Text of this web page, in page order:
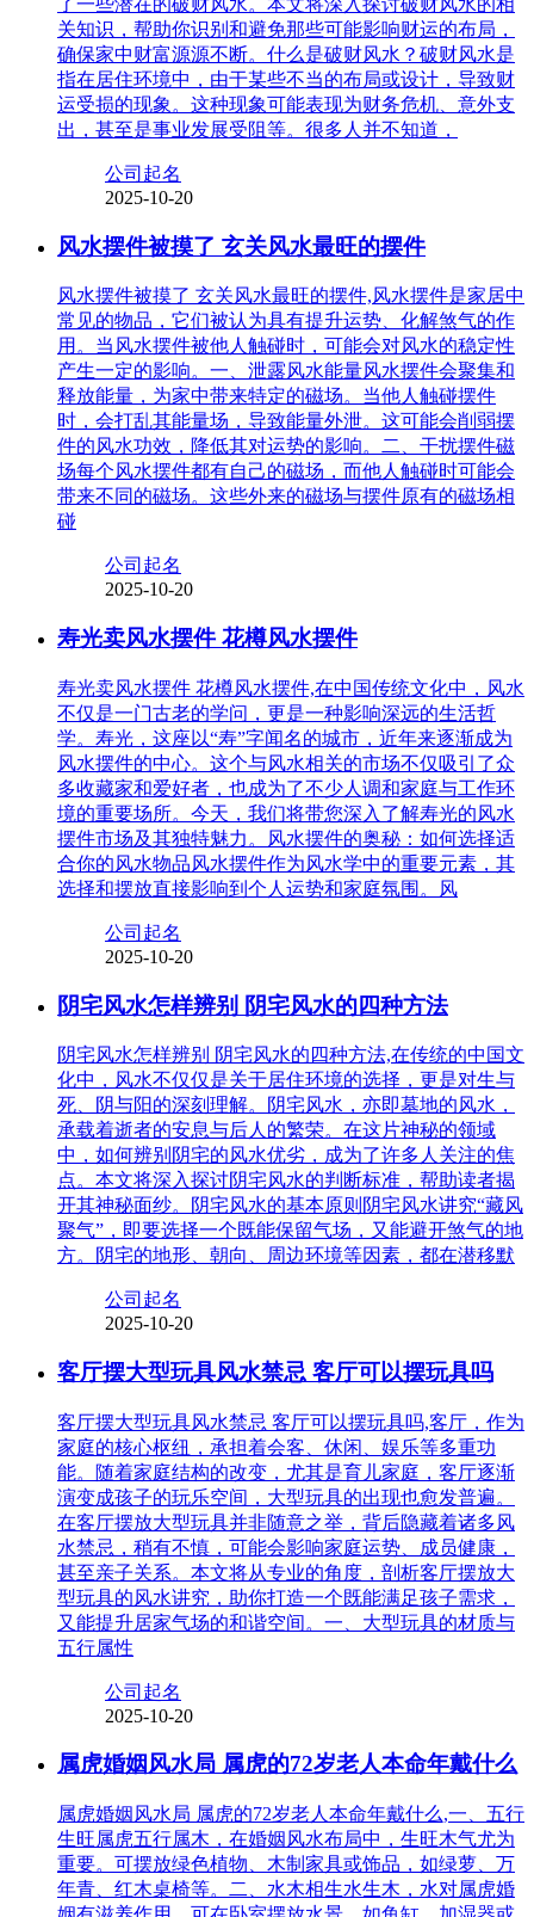
了一些潜在的破财风水。本文将深入探讨破财风水的相
关知识，帮助你识别和避免那些可能影响财运的布局，
确保家中财富源源不断。什么是破财风水？破财风水是
指在居住环境中，由于某些不当的布局或设计，导致财
运受损的现象。这种现象可能表现为财务危机、意外支
出，甚至是事业发展受阻等。很多人并不知道，
公司起名
2025-10-20
风水摆件被摸了 玄关风水最旺的摆件
风水摆件被摸了 玄关风水最旺的摆件,风水摆件是家居中
常见的物品，它们被认为具有提升运势、化解煞气的作
用。当风水摆件被他人触碰时，可能会对风水的稳定性
产生一定的影响。一、泄露风水能量风水摆件会聚集和
释放能量，为家中带来特定的磁场。当他人触碰摆件
时，会打乱其能量场，导致能量外泄。这可能会削弱摆
件的风水功效，降低其对运势的影响。二、干扰摆件磁
场每个风水摆件都有自己的磁场，而他人触碰时可能会
带来不同的磁场。这些外来的磁场与摆件原有的磁场相
碰
公司起名
2025-10-20
寿光卖风水摆件 花樽风水摆件
寿光卖风水摆件 花樽风水摆件,在中国传统文化中，风水
不仅是一门古老的学问，更是一种影响深远的生活哲
学。寿光，这座以“寿”字闻名的城市，近年来逐渐成为
风水摆件的中心。这个与风水相关的市场不仅吸引了众
多收藏家和爱好者，也成为了不少人调和家庭与工作环
境的重要场所。今天，我们将带您深入了解寿光的风水
摆件市场及其独特魅力。风水摆件的奥秘：如何选择适
合你的风水物品风水摆件作为风水学中的重要元素，其
选择和摆放直接影响到个人运势和家庭氛围。风
公司起名
2025-10-20
阴宅风水怎样辨别 阴宅风水的四种方法
阴宅风水怎样辨别 阴宅风水的四种方法,在传统的中国文
化中，风水不仅仅是关于居住环境的选择，更是对生与
死、阴与阳的深刻理解。阴宅风水，亦即墓地的风水，
承载着逝者的安息与后人的繁荣。在这片神秘的领域
中，如何辨别阴宅的风水优劣，成为了许多人关注的焦
点。本文将深入探讨阴宅风水的判断标准，帮助读者揭
开其神秘面纱。阴宅风水的基本原则阴宅风水讲究“藏风
聚气”，即要选择一个既能保留气场，又能避开煞气的地
方。阴宅的地形、朝向、周边环境等因素，都在潜移默
公司起名
2025-10-20
客厅摆大型玩具风水禁忌 客厅可以摆玩具吗
客厅摆大型玩具风水禁忌 客厅可以摆玩具吗,客厅，作为
家庭的核心枢纽，承担着会客、休闲、娱乐等多重功
能。随着家庭结构的改变，尤其是育儿家庭，客厅逐渐
演变成孩子的玩乐空间，大型玩具的出现也愈发普遍。
在客厅摆放大型玩具并非随意之举，背后隐藏着诸多风
水禁忌，稍有不慎，可能会影响家庭运势、成员健康，
甚至亲子关系。本文将从专业的角度，剖析客厅摆放大
型玩具的风水讲究，助你打造一个既能满足孩子需求，
又能提升居家气场的和谐空间。一、大型玩具的材质与
五行属性
公司起名
2025-10-20
属虎婚姻风水局 属虎的72岁老人本命年戴什么
属虎婚姻风水局 属虎的72岁老人本命年戴什么,一、五行
生旺属虎五行属木，在婚姻风水布局中，生旺木气尤为
重要。可摆放绿色植物、木制家具或饰品，如绿萝、万
年青、红木桌椅等。二、水木相生水生木，水对属虎婚